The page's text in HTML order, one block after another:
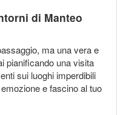
di Manteo
ma una vera e
pianificando una visita
sui luoghi imperdibili
e fascino al tuo